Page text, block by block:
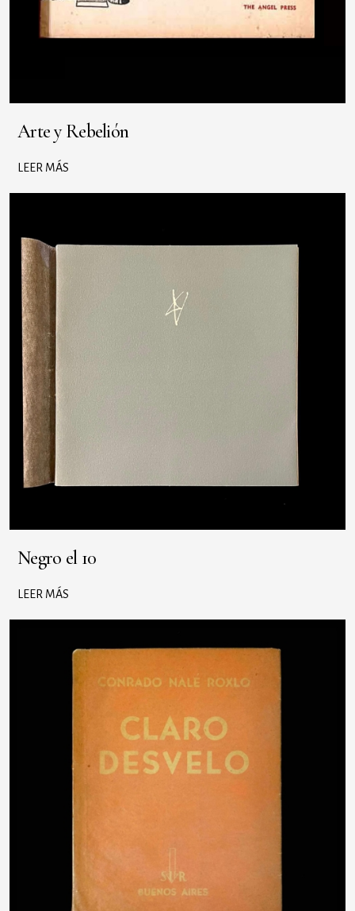
Arte y Rebelión
LEER MÁS
Negro el 10
LEER MÁS